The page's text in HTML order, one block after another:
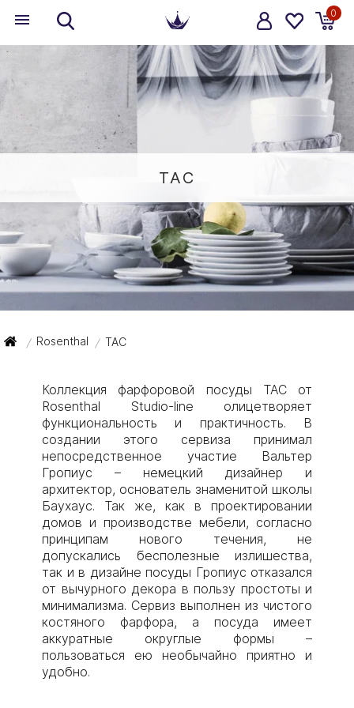
0
TAC
/ Rosenthal / TAC
Коллекция фарфоровой посуды TAC от
Rosenthal Studio-line олицетворяет
функциональность и практичность. В
создании этого сервиза принимал
непосредственное участие Вальтер
Гропиус – немецкий дизайнер и
архитектор, основатель знаменитой школы
Баухаус. Так же, как в проектировании
домов и производстве мебели, согласно
принципам нового течения, не
допускались бесполезные излишества,
так и в дизайне посуды Гропиус отказался
от вычурного декора в пользу простоты и
минимализма. Сервиз выполнен из чистого
костяного фарфора, а посуда имеет
аккуратные округлые формы –
пользоваться ею необычайно приятно и
удобно.